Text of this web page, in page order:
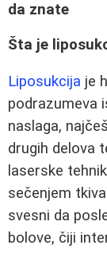
da znate
Šta je
Liposukcija je
podrazumeva
naslaga,
drugih delova
laserske
sečenjem
svesni da
bolove, čiji